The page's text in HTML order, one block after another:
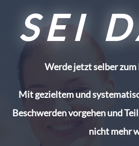
SEI
Werde jetzt selber zum
Mit gezieltem und
Beschwerden vorgehen und
nicht mehr